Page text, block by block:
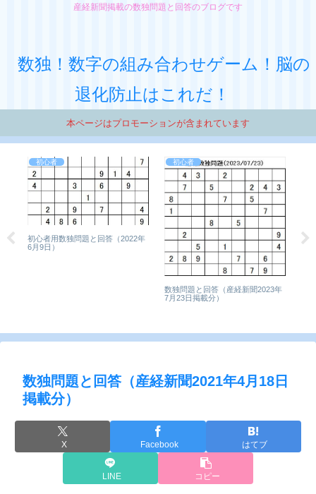
産経新聞掲載の数独問題と回答のブログです
数独！数字の組み合わせゲーム！脳の
退化防止はこれだ！
本ページはプロモーションが含まれています
初心者
初心者用数独問題と回答（2022年
6月9日）
初心者
数独問題と回答（産経新聞2023年
7月23日掲載分）
数独問題と回答（産経新聞2021年4月18日
掲載分）
X Facebook はてブ
LINE コピー